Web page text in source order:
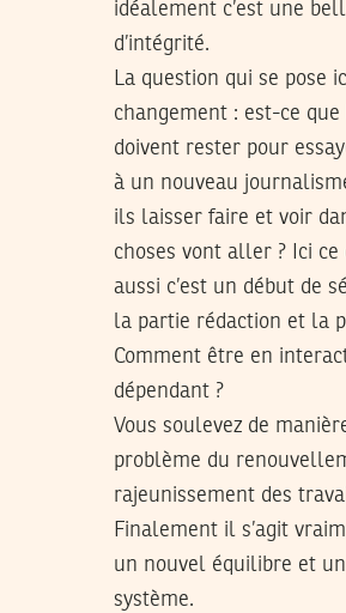
idéalement c’est une
d’intégrité.
La question qui se pose
changement : est-ce
doivent rester pour
à un nouveau
ils laisser faire et voir
choses vont aller ? Ici ce
aussi c’est un début de
la partie rédaction et la
Comment être en
dépendant ?
Vous soulevez de
problème du
rajeunissement des
Finalement il s’agit
un nouvel équilibre et
système.